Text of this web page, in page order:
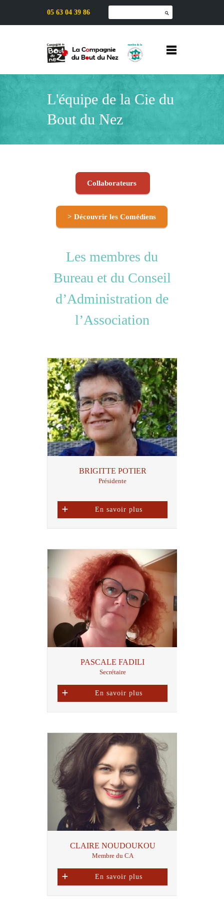
05 63 04 39 86
L'équipe de la Cie du
Bout du Nez
Collaborateurs
> Découvrir les Comédiens
Les membres du
Bureau et du Conseil
d’Administration de
l’Association
BRIGITTE POTIER
Présidente
En savoir plus
PASCALE FADILI
Secrétaire
En savoir plus
CLAIRE NOUDOUKOU
Membre du CA
En savoir plus